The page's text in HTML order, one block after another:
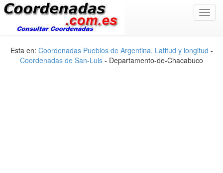
Esta en: Coordenadas Pueblos de Argentina, Latitud y longitud -
Coordenadas de San-Luis - Departamento-de-Chacabuco